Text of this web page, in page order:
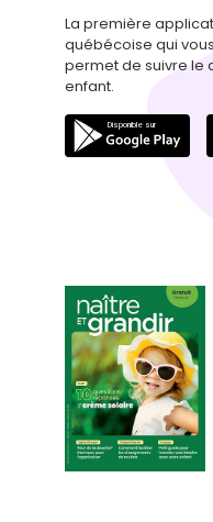
La première
québécoise qui vous
permet de suivre le
enfant.